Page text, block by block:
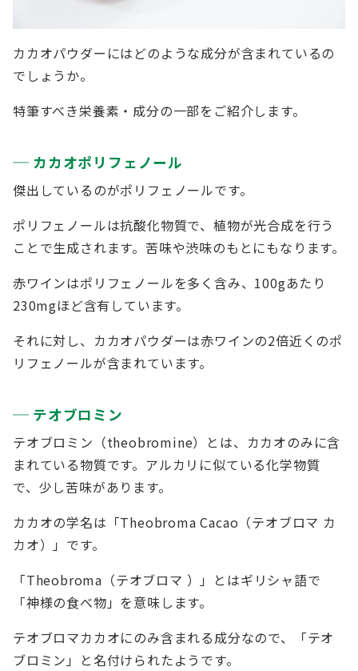
カカオパウダーにはどのような成分が含まれているの
でしょうか。
特筆すべき栄養素・成分の一部をご紹介します。
カカオポリフェノール
傑出しているのがポリフェノールです。
ポリフェノールは抗酸化物質で、植物が光合成を行う
ことで生成されます。苦味や渋味のもとにもなります。
赤ワインはポリフェノールを多く含み、100gあたり
230mgほど含有しています。
それに対し、カカオパウダーは赤ワインの2倍近くのポ
リフェノールが含まれています。
テオブロミン
テオブロミン（theobromine）とは、カカオのみに含
まれている物質です。アルカリに似ている化学物質
で、少し苦味があります。
カカオの学名は「Theobroma Cacao（テオブロマ カ
カオ）」です。
「Theobroma（テオブロマ ）」とはギリシャ語で
「神様の食べ物」を意味します。
テオブロマカカオにのみ含まれる成分なので、「テオ
ブロミン」と名付けられたようです。